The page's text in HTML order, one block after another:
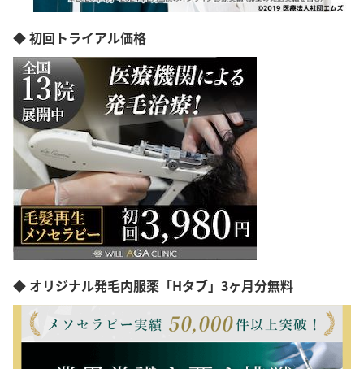
◆ 初回トライアル価格
◆ オリジナル発毛内服薬「Hタブ」3ヶ月分無料